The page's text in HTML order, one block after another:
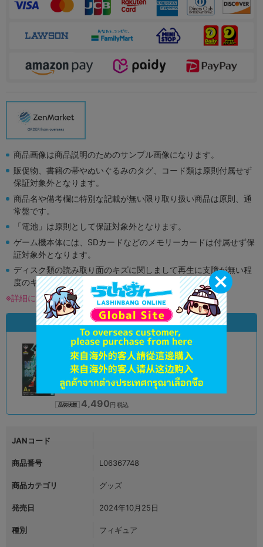
商品画像は商品説明のためのサンプル画像になります。
販促物、書籍の帯やぬいぐるみのタグ、コード類は原則付属せず
保証対象外となります。
商品名や備考欄に特別な記載が無い限り取り扱い商品は原則、通
常盤です。
「電池」は原則として保証対象外となります。
ゲーム機本体には、SDカードなどのメモリーカードは付属せず保
証対象外となります。
ディスク類の読み取り面のキズに関しまして再生に支障が無い程
度のキズがある場合がございます。
※詳細につきましてはコチラ
状態違いの同一商品
状態 :A
オンライン
品切状態 4,490円 税込
JANコード
商品番号 L06367748
商品カテゴリ グッズ
発売日 2024年10月25日
種別 フィギュア